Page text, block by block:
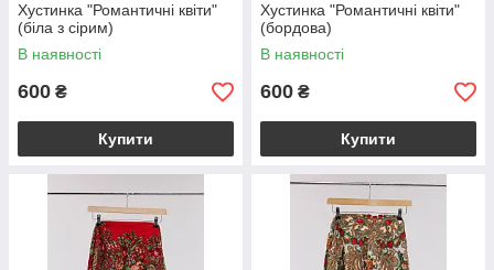
Хустинка "Романтичні квіти"
(біла з сірим)
В наявності
600 ₴
Купити
Хустинка "Романтичні квіти"
(бордова)
В наявності
600 ₴
Купити